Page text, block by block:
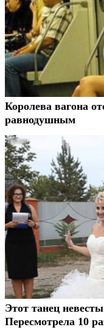
Королева вагона
равнодушным
Этот танец
Пересмотрела 10